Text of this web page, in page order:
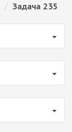
/ Задача 235